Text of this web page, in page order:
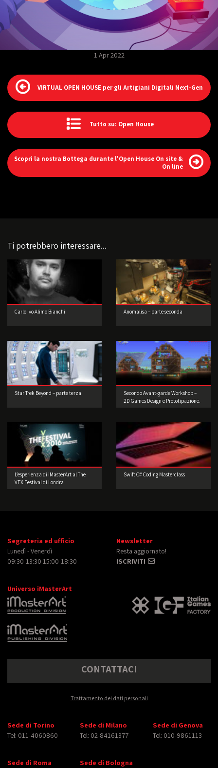
1 Apr 2022
VIRTUAL OPEN HOUSE per gli Artigiani Digitali Next-Gen
Tutto su: Open House
Scopri la nostra Bottega durante l'Open House On site &
On line
Ti potrebbero interessare...
Carlo Ivo Alimo Bianchi Anomalisa – parte seconda
Star Trek Beyond – parte terza
Secondo Avant-garde Workshop –
2D Games Design e Prototipazione.
L’esperienza di iMasterArt al The
VFX Festival di Londra
Swift C# Coding Masterclass
Segreteria ed ufficio
Lunedì - Venerdì
09:30-13:30 15:00-18:30
Newsletter
Resta aggiornato!
ISCRIVITI
Universo iMasterArt
CONTATTACI
Trattamento dei dati personali
Sede di Torino
Tel: 011-4060860
Sede di Milano
Tel: 02-84161377
Sede di Genova
Tel: 010-9861113
Sede di Roma
Sede di Bologna